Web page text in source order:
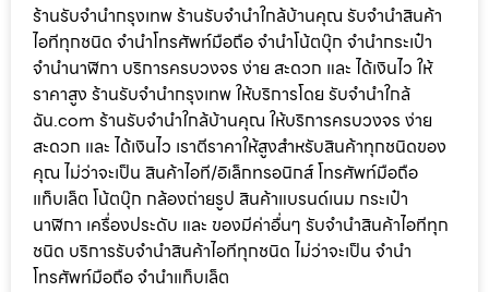
ร้านรับจำนำกรุงเทพ ร้านรับจำนำใกล้บ้านคุณ รับจำนำสินค้า
ไอทีทุกชนิด จำนำโทรศัพท์มือถือ จำนำโน้ตบุ๊ก จำนำกระเป๋า
จำนำนาฬิกา บริการครบวงจร ง่าย สะดวก และ ได้เงินไว ให้
ราคาสูง ร้านรับจำนำกรุงเทพ ให้บริการโดย รับจํานําใกล้
ฉัน.com ร้านรับจำนำใกล้บ้านคุณ ให้บริการครบวงจร ง่าย
สะดวก และ ได้เงินไว เราตีราคาให้สูงสำหรับสินค้าทุกชนิดของ
คุณ ไม่ว่าจะเป็น สินค้าไอที/อิเล็กทรอนิกส์ โทรศัพท์มือถือ
แท็บเล็ต โน้ตบุ๊ก กล้องถ่ายรูป สินค้าแบรนด์เนม กระเป๋า
นาฬิกา เครื่องประดับ และ ของมีค่าอื่นๆ รับจำนำสินค้าไอทีทุก
ชนิด บริการรับจำนำสินค้าไอทีทุกชนิด ไม่ว่าจะเป็น จำนำ
โทรศัพท์มือถือ จำนำแท็บเล็ต